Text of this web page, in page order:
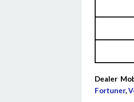
Dealer
Fortuner,